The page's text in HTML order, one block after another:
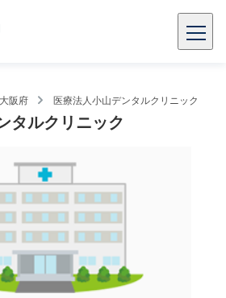
大阪府 医療法人小山デンタルクリニック
タルクリニック